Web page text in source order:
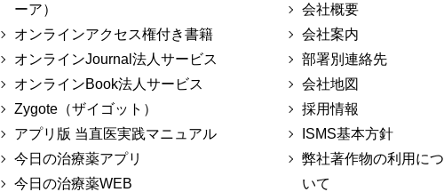
ーア）
オンラインアクセス権付き書籍
オンラインJournal法人サービス
オンラインBook法人サービス
Zygote（ザイゴット）
アプリ版 当直医実践マニュアル
今日の治療薬アプリ
今日の治療薬WEB
会社概要
会社案内
部署別連絡先
会社地図
採用情報
ISMS基本方針
弊社著作物の利用につ
いて